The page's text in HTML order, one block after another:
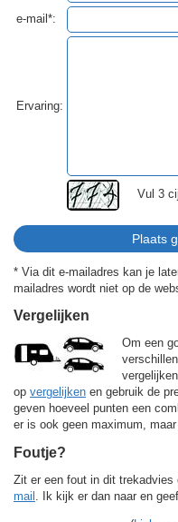
e-mail*:
Ervaring:
Vul 3
* Via dit e-mailadres kan je
mailadres wordt niet op de
Vergelijken
Om een
op vergelijken en gebruik de
geven hoeveel punten een
er is ook geen maximum,
Foutje?
Zit er een fout in dit
mail
. Ik kijk er dan naar en